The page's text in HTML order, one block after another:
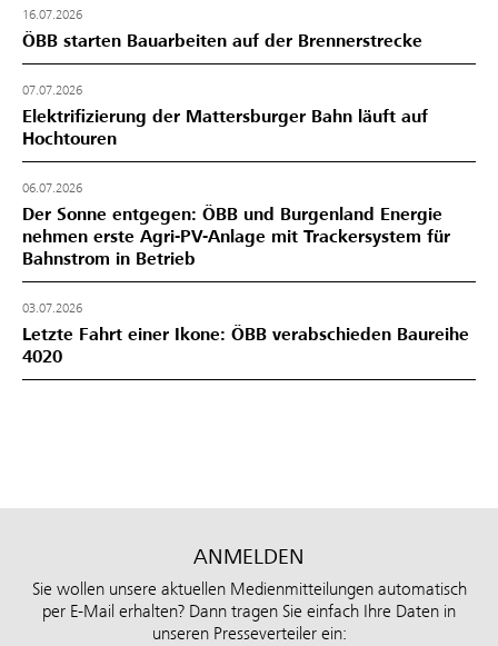
16.07.2026
ÖBB starten Bauarbeiten auf der Brennerstrecke
07.07.2026
Elektrifizierung der Mattersburger Bahn läuft auf
Hochtouren
06.07.2026
Der Sonne entgegen: ÖBB und Burgenland Energie
nehmen erste Agri-PV-Anlage mit Trackersystem für
Bahnstrom in Betrieb
03.07.2026
Letzte Fahrt einer Ikone: ÖBB verabschieden Baureihe
4020
ANMELDEN
Sie wollen unsere aktuellen Medienmitteilungen automatisch
per E-Mail erhalten? Dann tragen Sie einfach Ihre Daten in
unseren Presseverteiler ein: